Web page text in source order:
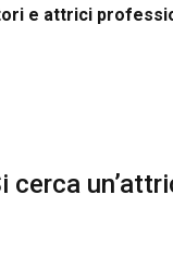
e attrici
cerca